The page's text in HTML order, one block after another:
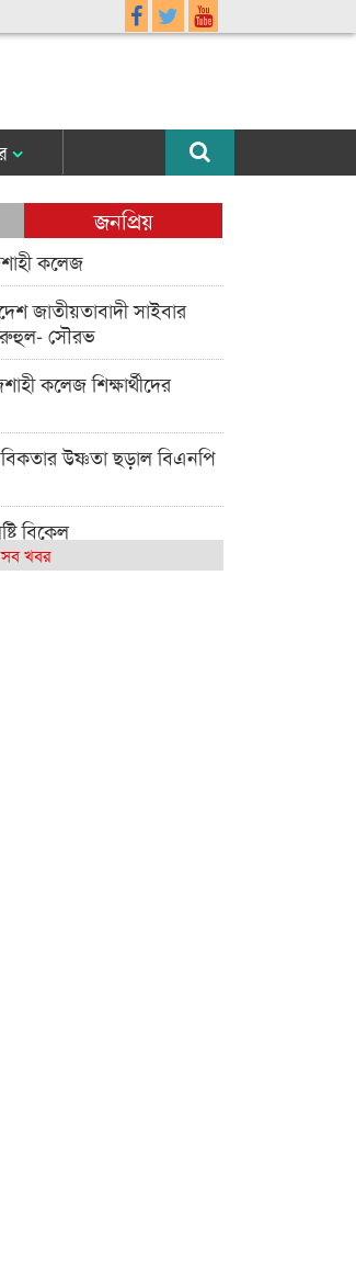
জনপ্রিয়
কলেজ
জাতীয়তাবাদী সাইবার
রুহুল- সৌরভ
কলেজ শিক্ষার্থীদের
উষ্ণতা ছড়াল বিএনপি
বিকেল
মধ্যবিত্তরা
সব খবর